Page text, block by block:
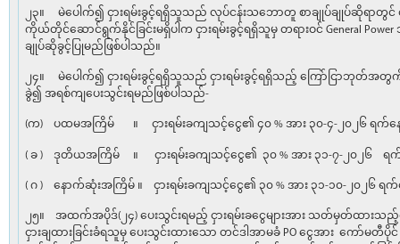
၂၃။ မဲပေါက်၍ ငှားရမ်းခွင့်ရရှိသူသည် လုပ်ငန်းသဘောတူ စာချုပ်ချုပ်ဆိုရာတွင်
ကိုယ်တိုင်ဆောင်ရွက်နိုင်ခြင်းမရှိပါက ငှားရမ်းခွင့်ရရှိသူမှ တရားဝင် General
ချုပ်ဆိုခွင့်ပြုမည်ဖြစ်ပါသည်။
၂၄။ မဲပေါက်၍ ငှားရမ်းခွင့်ရရှိသူသည် ငှားရမ်းခွင့်ရရှိသည့် ကြော်ငြာဘုတ်အတွက်
ခွဲ၍ အရစ်ကျပေးသွင်းရမည်ဖြစ်ပါသည်-
(က) ပထမအကြိမ် ။ ငှားရမ်းခကျသင့်ငွေ၏ ၄၀ % အား ၃၀-၄-၂၀၂၆ ရက်နေ့
( ခ ) ဒုတိယအကြိမ် ။ ငှားရမ်းခကျသင့်ငွေ၏ ၃၀ % အား ၃၁-၇-၂၀၂၆ ရက်
( ဂ ) နောက်ဆုံးအကြိမ် ။ ငှားရမ်းခကျသင့်ငွေ၏ ၃၀ % အား ၃၁-၁၀-၂၀၂၆ ရ
၂၅။ အထက်အပိုဒ်(၂၄) ပေးသွင်းရမည့် ငှားရမ်းခငွေများအား သတ်မှတ်ထား
ငှားချထားခြင်းခံရသူမှ ပေးသွင်းထားသော တင်ဒါအာမခံ PO ငွေအား ကော်မ